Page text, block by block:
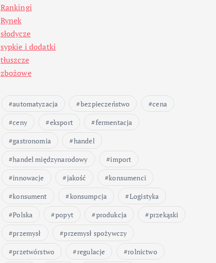
Rankingi
Rynek
słodycze
sypkie i dodatki
tłuszcze
zbożowe
automatyzacja bezpieczeństwo
cena
ceny
eksport
fermentacja
gastronomia
handel
handel międzynarodowy
import
innowacje
jakość
konsumenci
konsument
konsumpcja
Logistyka
Polska
popyt produkcja
przekąski
przemysł
przemysł spożywczy
przetwórstwo
regulacje
rolnictwo